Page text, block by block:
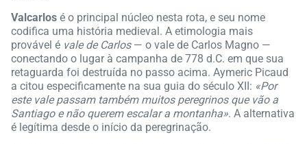
Valcarlos é o principal núcleo nesta rota, e seu nome
codifica uma história medieval. A etimologia mais
provável é vale de Carlos— o vale de Carlos Magno —
conectando o lugar à campanha de 778 d.C. em que sua
retaguarda foi destruída no passo acima. Aymeric Picaud
a citou especificamente na sua guia do século XII: «Por
este vale passam também muitos peregrinos que vão a
Santiago e não querem escalar a montanha». A alternativa
é legítima desde o início da peregrinação.